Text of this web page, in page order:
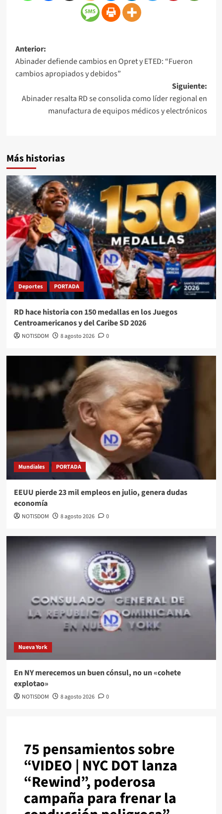
Anterior:
Abinader defiende cambios en Opret y ETED: “Fueron
cambios apropiados y debidos”
Siguiente:
Abinader resalta RD se consolida como líder regional en
manufactura de equipos médicos y electrónicos
Más historias
Deportes PORTADA
RD hace historia con 150 medallas en los Juegos
Centroamericanos y del Caribe SD 2026
NOTISDOM 8 agosto 2026 0
Mundiales PORTADA
EEUU pierde 23 mil empleos en julio, genera dudas
economía
NOTISDOM 8 agosto 2026 0
Nueva York
En NY merecemos un buen cónsul, no un «cohete
explotao»
NOTISDOM 8 agosto 2026 0
75 pensamientos sobre
“VIDEO | NYC DOT lanza
“Rewind”, poderosa
campaña para frenar la